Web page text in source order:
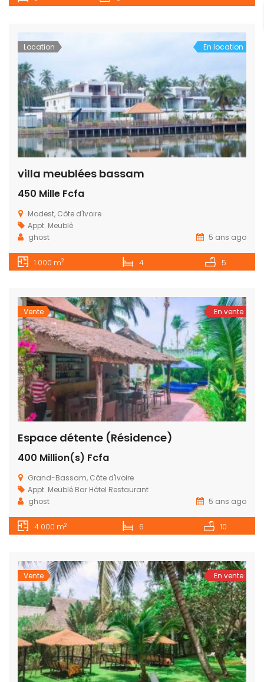
Location En location
villa meublées bassam
450 Mille Fcfa
Modest, Côte d'Ivoire
Appt. Meublé
ghost
5 ans ago
1 000 m2 4 5
Vente En vente
Espace détente (Résidence)
400 Million(s) Fcfa
Grand-Bassam, Côte d'Ivoire
Appt. Meublé Bar Hôtel Restaurant
ghost
5 ans ago
4 000 m2 6 10
Vente En vente